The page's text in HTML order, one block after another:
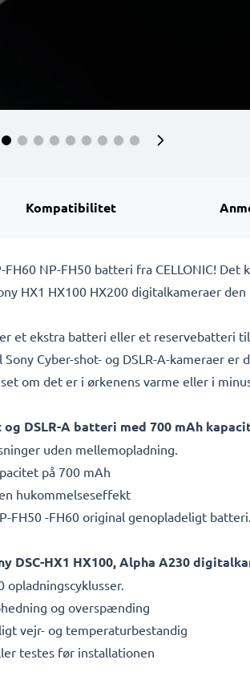
Kompatibilitet
NP-FH50 batteri fra CELLONIC!
HX1 HX100 HX200 digitalkameraer
et ekstra batteri eller et reservebatteri
Cyber-shot- og DSLR-A-kameraer
om det er i ørkenens varme eller i
DSLR-A batteri med 700 mAh
uden mellemopladning.
på 700 mAh
hukommelseseffekt
FH50 -FH60 original genopladeligt batteri.
HX1 HX100, Alpha A230
og overspænding
vejr- og temperaturbestandig
testes før installationen